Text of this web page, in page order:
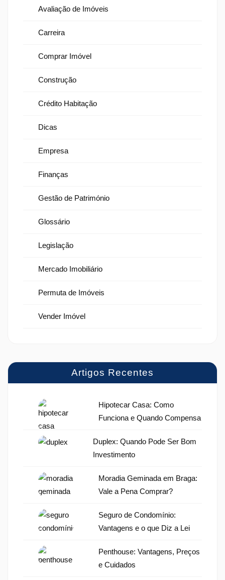
Avaliação de Imóveis
Carreira
Comprar Imóvel
Construção
Crédito Habitação
Dicas
Empresa
Finanças
Gestão de Património
Glossário
Legislação
Mercado Imobiliário
Permuta de Imóveis
Vender Imóvel
Artigos Recentes
Hipotecar Casa: Como
Funciona e Quando Compensa
Duplex: Quando Pode Ser Bom
Investimento
Moradia Geminada em Braga:
Vale a Pena Comprar?
Seguro de Condomínio:
Vantagens e o que Diz a Lei
Penthouse: Vantagens, Preços
e Cuidados